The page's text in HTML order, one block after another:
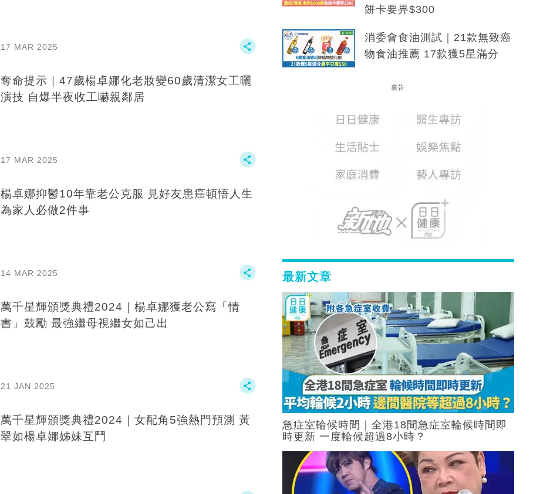
17 MAR 2025
奪命提示｜47歲楊卓娜化老妝變60歲清潔女工曬
演技 自爆半夜收工嚇親鄰居
17 MAR 2025
楊卓娜抑鬱10年靠老公克服 見好友患癌頓悟人生
為家人必做2件事
14 MAR 2025
萬千星輝頒獎典禮2024｜楊卓娜獲老公寫「情
書」鼓勵 最強繼母視繼女如己出
21 JAN 2025
萬千星輝頒獎典禮2024｜女配角5強熱門預測 黃
翠如楊卓娜姊妹互鬥
餅卡要畀$300
消委會食油測試｜21款無致癌
物食油推薦 17款獲5星滿分
廣告
最新文章
急症室輪候時間｜全港18間急症室輪候時間即
時更新 一度輪候超過8小時？